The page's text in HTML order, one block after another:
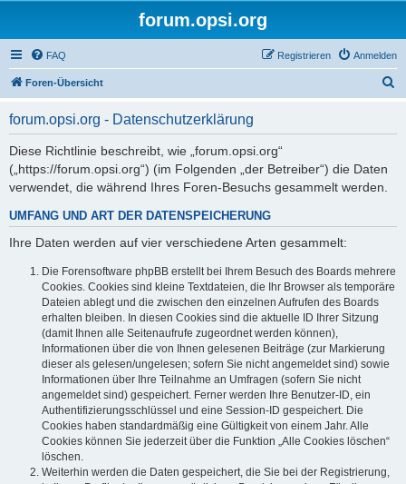
forum.opsi.org
FAQ Anmelden
Registrieren
Foren-Übersicht
forum.opsi.org - Datenschutzerklärung
Diese Richtlinie beschreibt, wie „forum.opsi.org“
(„https://forum.opsi.org“) (im Folgenden „der Betreiber“) die Daten
verwendet, die während Ihres Foren-Besuchs gesammelt werden.
UMFANG UND ART DER DATENSPEICHERUNG
Ihre Daten werden auf vier verschiedene Arten gesammelt:
Die Forensoftware phpBB erstellt bei Ihrem Besuch des Boards mehrere
Cookies. Cookies sind kleine Textdateien, die Ihr Browser als temporäre
Dateien ablegt und die zwischen den einzelnen Aufrufen des Boards
erhalten bleiben. In diesen Cookies sind die aktuelle ID Ihrer Sitzung
(damit Ihnen alle Seitenaufrufe zugeordnet werden können),
Informationen über die von Ihnen gelesenen Beiträge (zur Markierung
dieser als gelesen/ungelesen; sofern Sie nicht angemeldet sind) sowie
Informationen über Ihre Teilnahme an Umfragen (sofern Sie nicht
angemeldet sind) gespeichert. Ferner werden Ihre Benutzer-ID, ein
Authentifizierungsschlüssel und eine Session-ID gespeichert. Die
Cookies haben standardmäßig eine Gültigkeit von einem Jahr. Alle
Cookies können Sie jederzeit über die Funktion „Alle Cookies löschen“
löschen.
Weiterhin werden die Daten gespeichert, die Sie bei der Registrierung,